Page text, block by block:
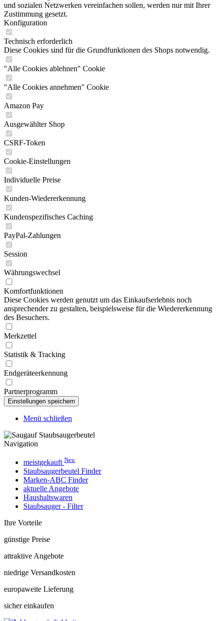
und sozialen Netzwerken vereinfachen sollen, werden nur mit Ihrer
Zustimmung gesetzt.
Konfiguration
Technisch erforderlich
Diese Cookies sind für die Grundfunktionen des Shops notwendig.
"Alle Cookies ablehnen" Cookie
"Alle Cookies annehmen" Cookie
Amazon Pay
Ausgewählter Shop
CSRF-Token
Cookie-Einstellungen
Individuelle Preise
Kunden-Wiedererkennung
Kundenspezifisches Caching
PayPal-Zahlungen
Session
Währungswechsel
Komfortfunktionen
Diese Cookies werden genutzt um das Einkaufserlebnis noch
ansprechender zu gestalten, beispielsweise für die Wiedererkennung
des Besuchers.
Merkzettel
Statistik & Tracking
Endgeräteerkennung
Partnerprogramm
Menü schließen
Navigation
meistgekauft Neu
Staubsaugerbeutel Finder
Marken-ABC Finder
aktuelle Angebote
Haushaltswaren
Staubsauger - Filter
Ihre Vorteile
günstige Preise
attraktive Angebote
niedrige Versandkosten
europaweite Lieferung
sicher einkaufen